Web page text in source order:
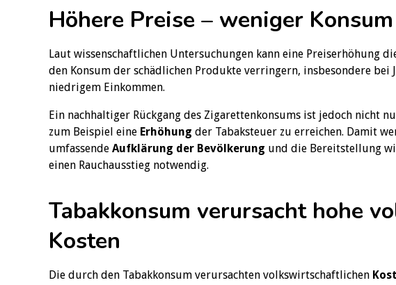
Höhere Preise – weniger Konsum
Laut wissenschaftlichen Untersuchungen kann eine Preiserhöhung
den Konsum der schädlichen Produkte verringern, insbesondere bei
niedrigem Einkommen.
Ein nachhaltiger Rückgang des Zigarettenkonsums ist jedoch nicht
zum Beispiel eine Erhöhung der Tabaksteuer zu erreichen. Damit
umfassende Aufklärung der Bevölkerung und die Bereitstellung
einen Rauchausstieg notwendig.
Tabakkonsum verursacht hohe
Kosten
Die durch den Tabakkonsum verursachten volkswirtschaftlichen